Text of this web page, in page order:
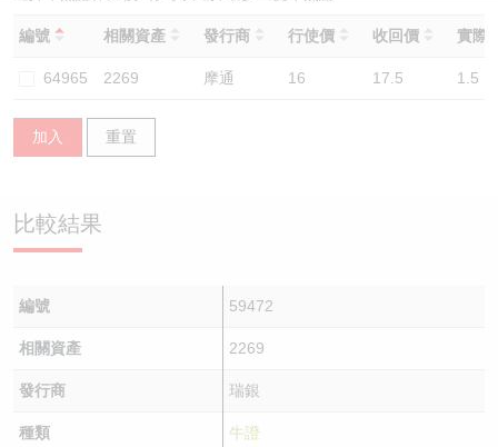
編號 相關資產 發行商 行使價 收回價 實際
64965 2269 摩通 16 17.5 1.5
加入 重置
比較結果
編號 59472
相關資產 2269
發行商 瑞銀
種類 牛證
認股證速算機
認股證/牛熊證日誌
認股證文件及公告
已收回牛熊證剩餘價值
牛熊證到期結算價查詢
牛熊證分析儀
牛熊證文件及公告 (瑞信)
三十大平均引伸波幅
相關資產沽空
中資ETFs溢價比較
AH 股價對照
收市競價變化
認股證牛熊證常問問題